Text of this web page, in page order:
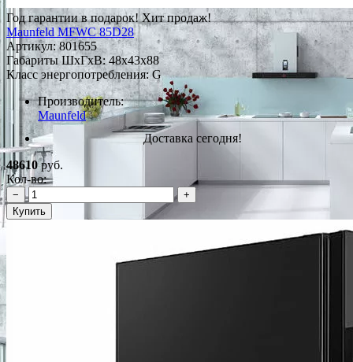
Год гарантии в подарок!Хит продаж!
Maunfeld MFWC 85D28
Артикул:801655
Габариты ШxГxВ: 48x43x88
Класс энергопотребления: G
Производитель:
Maunfeld
Доставка сегодня!
48610руб.
Кол-во:
−
+
Купить